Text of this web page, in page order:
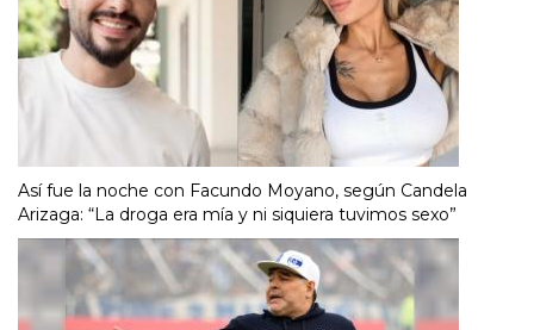
Así fue la noche con Facundo Moyano, según Candela
Arizaga: “La droga era mía y ni siquiera tuvimos sexo”